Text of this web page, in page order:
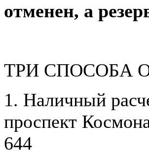
отменен, а
ТРИ СПОСОБА
1. Наличный
проспект
644